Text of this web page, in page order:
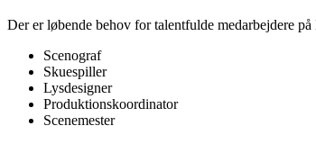
Der er løbende behov for talentfulde medarbejdere
Scenograf
Skuespiller
Lysdesigner
Produktionskoordinator
Scenemester